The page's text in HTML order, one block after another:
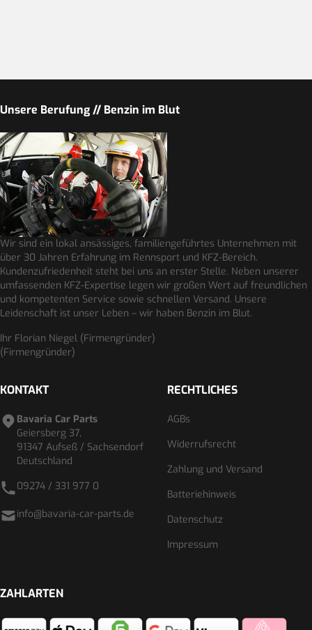
Unsere Berufung // Benzin im Blut
Wir sind ein lokal ansässiges, familiengeführtes Unternehmen mit
über 30 Jahren Erfahrung im Rennsport und KFZ-Bereich.
Kundenzufriedenheit steht bei uns an erster Stelle. Neben unserer
umfassenden KFZ-Expertise legen wir großen Wert auf freundlichen
und kompetenten Service sowie schnellen Versand. Unsere
Leidenschaft ist unser Leben – wir haben Benzin im Blut.
Ihr Florian Niegel (Firmengründer)
(Firmengründer)
KONTAKT
Bavaria Car Parts
Geiersberg 37,
91347 Aufseß / Sachsendorf
Deutschland
09274 / 331 977 0
info@bavaria-car-parts.de
RECHTLICHES
AGBs
Widerrufsrecht
Zahlung und Versand
Batteriehinweis
Datenschutz
Impressum
ZAHLARTEN